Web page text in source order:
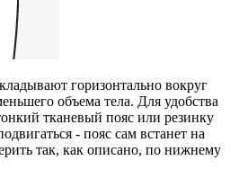
горизонтально вокруг
объема тела. Для удобства
тканевый пояс или резинку
- пояс сам встанет на
так, как описано, по нижнему